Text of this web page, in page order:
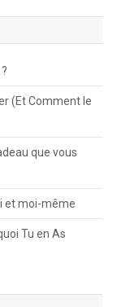
(Et Comment le
que vous
et moi-même
Tu en As